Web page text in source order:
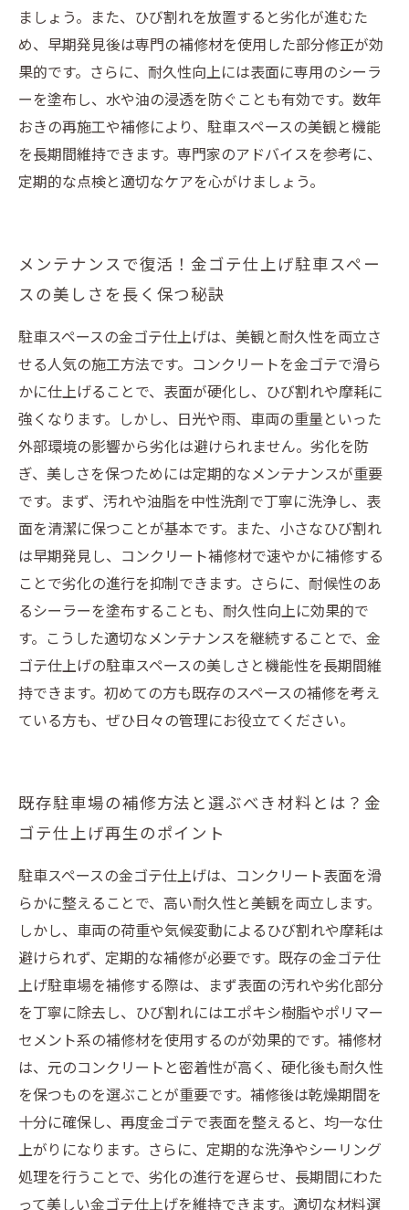
ましょう。また、ひび割れを放置すると劣化が進むた
め、早期発見後は専門の補修材を使用した部分修正が効
果的です。さらに、耐久性向上には表面に専用のシーラ
ーを塗布し、水や油の浸透を防ぐことも有効です。数年
おきの再施工や補修により、駐車スペースの美観と機能
を長期間維持できます。専門家のアドバイスを参考に、
定期的な点検と適切なケアを心がけましょう。
メンテナンスで復活！金ゴテ仕上げ駐車スペー
スの美しさを長く保つ秘訣
駐車スペースの金ゴテ仕上げは、美観と耐久性を両立さ
せる人気の施工方法です。コンクリートを金ゴテで滑ら
かに仕上げることで、表面が硬化し、ひび割れや摩耗に
強くなります。しかし、日光や雨、車両の重量といった
外部環境の影響から劣化は避けられません。劣化を防
ぎ、美しさを保つためには定期的なメンテナンスが重要
です。まず、汚れや油脂を中性洗剤で丁寧に洗浄し、表
面を清潔に保つことが基本です。また、小さなひび割れ
は早期発見し、コンクリート補修材で速やかに補修する
ことで劣化の進行を抑制できます。さらに、耐候性のあ
るシーラーを塗布することも、耐久性向上に効果的で
す。こうした適切なメンテナンスを継続することで、金
ゴテ仕上げの駐車スペースの美しさと機能性を長期間維
持できます。初めての方も既存のスペースの補修を考え
ている方も、ぜひ日々の管理にお役立てください。
既存駐車場の補修方法と選ぶべき材料とは？金
ゴテ仕上げ再生のポイント
駐車スペースの金ゴテ仕上げは、コンクリート表面を滑
らかに整えることで、高い耐久性と美観を両立します。
しかし、車両の荷重や気候変動によるひび割れや摩耗は
避けられず、定期的な補修が必要です。既存の金ゴテ仕
上げ駐車場を補修する際は、まず表面の汚れや劣化部分
を丁寧に除去し、ひび割れにはエポキシ樹脂やポリマー
セメント系の補修材を使用するのが効果的です。補修材
は、元のコンクリートと密着性が高く、硬化後も耐久性
を保つものを選ぶことが重要です。補修後は乾燥期間を
十分に確保し、再度金ゴテで表面を整えると、均一な仕
上がりになります。さらに、定期的な洗浄やシーリング
処理を行うことで、劣化の進行を遅らせ、長期間にわた
って美しい金ゴテ仕上げを維持できます。適切な材料選